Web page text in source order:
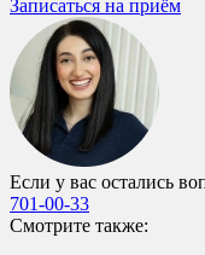
Записаться на приём
Если у вас остались
701-00-33
Смотрите также: